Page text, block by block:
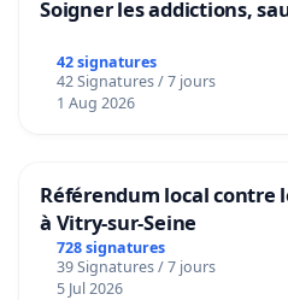
Soigner les addictions,
42 signatures
42 Signatures / 7 jours
1 Aug 2026
Référendum local
à Vitry-sur-Seine
728 signatures
39 Signatures / 7 jours
5 Jul 2026